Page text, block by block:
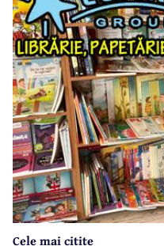
Cele mai citite